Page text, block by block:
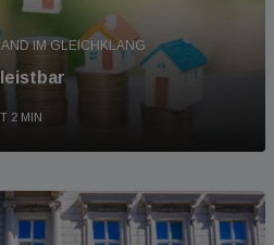
IM GLEICHKLANG
2 MIN